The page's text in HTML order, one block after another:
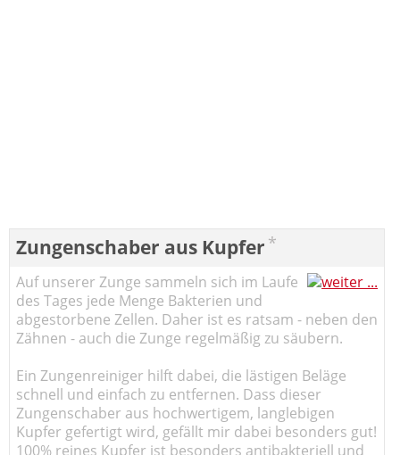
Zungenschaber aus Kupfer *
Auf unserer Zunge sammeln sich im Laufe
des Tages jede Menge Bakterien und
abgestorbene Zellen. Daher ist es ratsam - neben den
Zähnen - auch die Zunge regelmäßig zu säubern.
Ein Zungenreiniger hilft dabei, die lästigen Beläge
schnell und einfach zu entfernen. Dass dieser
Zungenschaber aus hochwertigem, langlebigen
Kupfer gefertigt wird, gefällt mir dabei besonders gut!
100% reines Kupfer ist besonders antibakteriell und